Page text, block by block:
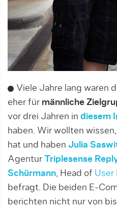
Viele Jahre lang waren
eher für männliche
vor drei Jahren in diesem
haben. Wir wollten
hat und haben Julia
Agentur Triplesense
Schürmann, Head of User
befragt. Die beiden E-
berichten nicht nur von